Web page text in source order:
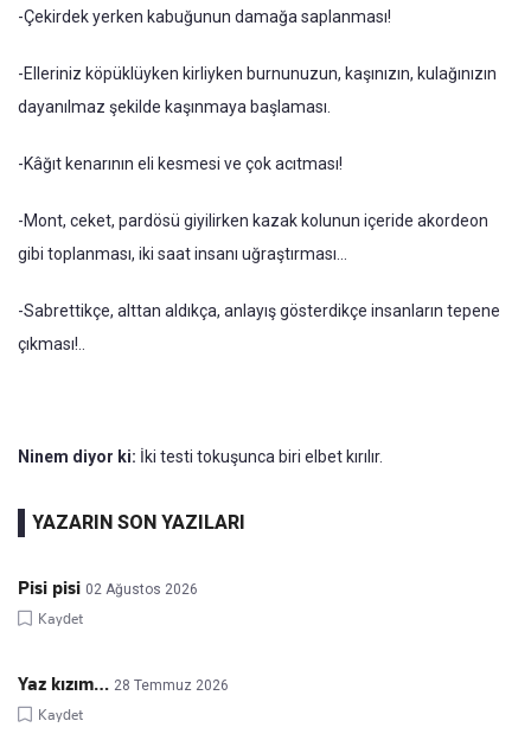
-Çekirdek yerken kabuğunun damağa saplanması!
-Elleriniz köpüklüyken kirliyken burnunuzun, kaşınızın, kulağınızın
dayanılmaz şekilde kaşınmaya başlaması.
-Kâğıt kenarının eli kesmesi ve çok acıtması!
-Mont, ceket, pardösü giyilirken kazak kolunun içeride akordeon
gibi toplanması, iki saat insanı uğraştırması...
-Sabrettikçe, alttan aldıkça, anlayış gösterdikçe insanların tepene
çıkması!..
Ni­nem diyor ki: İki testi tokuşunca biri elbet kırılır.
YAZARIN SON YAZILARI
Pisi pisi 02 Ağustos 2026
Kaydet
Yaz kızım… 28 Temmuz 2026
Kaydet